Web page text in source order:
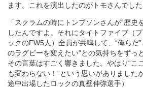
ます。これを演出したのがトモさんでした
「スクラムの時にトンプソンさんが“歴史
したんですよ。それにタイトファイブ（
ックのFW5人）全員が共鳴して、“俺らだ
のラグビーを変えたい”との気持ちをずっ
その言葉はすごく響きました。やはり“こ
も変わらない！”という思いがありました
途中出場したロックの真壁伸弥選手）